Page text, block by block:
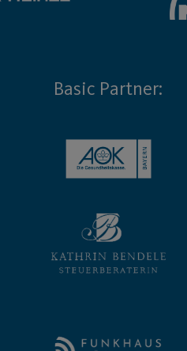
Basic Partner: